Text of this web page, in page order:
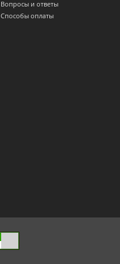
Вопросы и ответы
Способы оплаты